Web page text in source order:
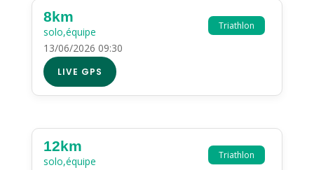
Triathlon
8km
solo,équipe
13/06/2026 09:30
LIVE GPS
Triathlon
12km
solo,équipe